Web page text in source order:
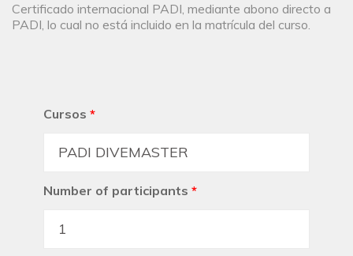
Certificado internacional PADI, mediante abono directo a
PADI, lo cual no está incluido en la matrícula del curso.
Cursos *
Number of participants *